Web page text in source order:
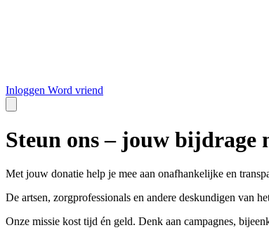
Inloggen Word vriend
Steun ons – jouw bijdrage
Met jouw donatie help je mee aan onafhankelijke en
De artsen, zorgprofessionals en andere deskundigen van
Onze missie kost tijd én geld. Denk aan campagnes,